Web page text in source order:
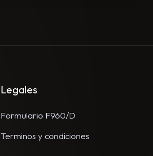
Legales
Formulario F960/D
Terminos y condiciones